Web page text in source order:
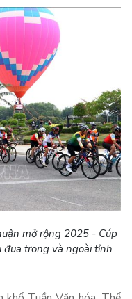
mở rộng 2025 - Cúp
đua trong và ngoài tỉnh